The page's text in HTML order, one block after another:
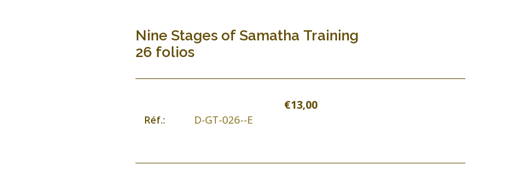
Nine Stages of Samatha Training
26 folios
€13,00
Réf.: D-GT-026--E